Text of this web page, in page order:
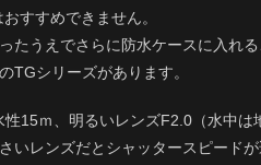
すすめできません。
たうえでさらに防水ケースに入れ
TGシリーズがあります。
15ｍ、明るいレンズF2.0（水中
いレンズだとシャッタースピード